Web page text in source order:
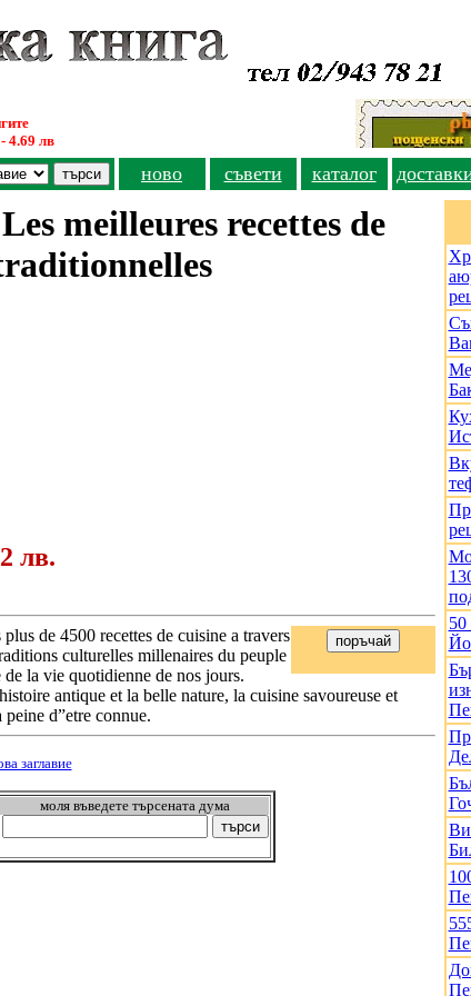
4.69 лв
ново съвети каталог
meilleures recettes de
лв.
de 4500 recettes de cuisine a travers
culturelles millenaires du peuple
la vie quotidienne de nos jours.
antique et la belle nature, la cuisine savoureuse et
d”etre connue.
заглавиe
моля въведете търсената дума
50